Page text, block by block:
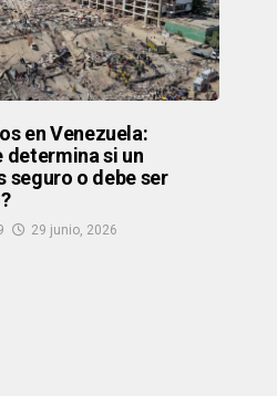
en Venezuela:
determina si un
seguro o debe ser
29 junio, 2026